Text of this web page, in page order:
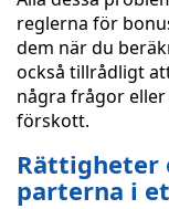
reglerna för
dem när du
också tillrådligt
några frågor
förskott.
Rättigheter
parterna i